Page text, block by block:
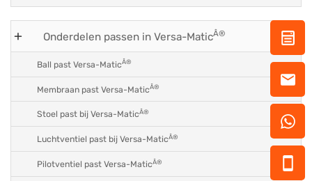
Onderdelen passen in Versa-MaticÂ®
Ball past Versa-MaticÂ®
Membraan past Versa-MaticÂ®
Stoel past bij Versa-MaticÂ®
Luchtventiel past bij Versa-MaticÂ®
Pilotventiel past Versa-MaticÂ®